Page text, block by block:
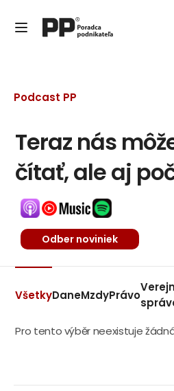
Podcast PP
Teraz nás
čítať, ale aj
Odber noviniek
VšetkyDaneMzdyPrávo
Pro tento výběr neexistuje